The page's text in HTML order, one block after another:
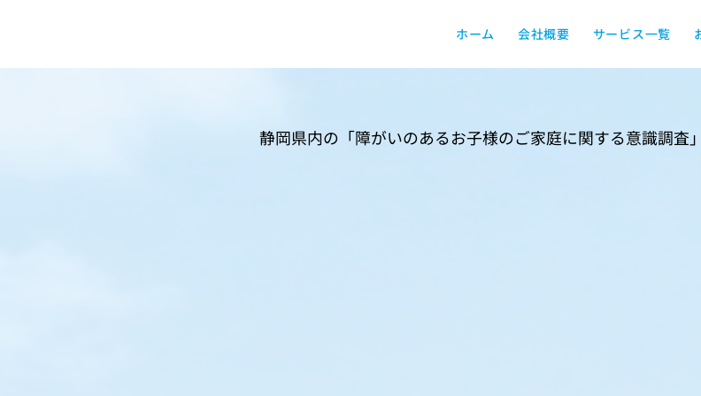
ホーム 会社概要 サービス一覧
静岡県内の「障がいのあるお子様のご家庭に関する意識調査